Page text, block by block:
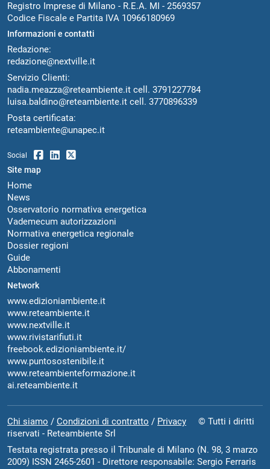
Registro Imprese di Milano - R.E.A. MI - 2569357
Codice Fiscale e Partita IVA 10966180969
Informazioni e contatti
Redazione:
redazione@nextville.it
Servizio Clienti:
nadia.meazza@reteambiente.it cell. 3791227784
luisa.baldino@reteambiente.it cell. 3770896339
Posta certificata:
reteambiente@unapec.it
Social
Site map
Home
News
Osservatorio normativa energetica
Vademecum autorizzazioni
Normativa energetica regionale
Dossier regioni
Guide
Abbonamenti
Network
www.edizioniambiente.it
www.reteambiente.it
www.nextville.it
www.rivistarifiuti.it
freebook.edizioniambiente.it/
www.puntosostenibile.it
www.reteambienteformazione.it
ai.reteambiente.it
Chi siamo / Condizioni di contratto / Privacy © Tutti i diritti
riservati - Reteambiente Srl
Testata registrata presso il Tribunale di Milano (N. 98, 3 marzo
2009) ISSN 2465-2601 - Direttore responsabile: Sergio Ferraris